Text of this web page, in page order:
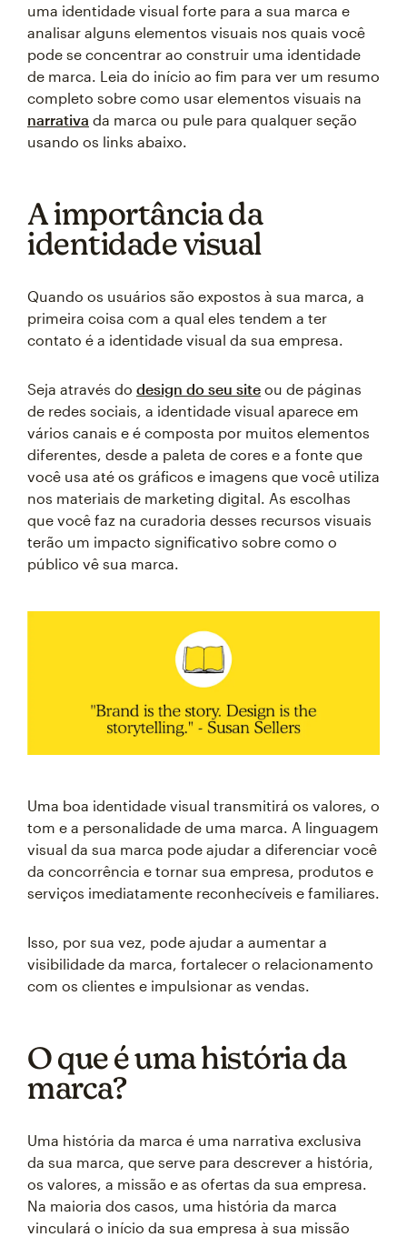
uma identidade visual forte para a sua marca e
analisar alguns elementos visuais nos quais você
pode se concentrar ao construir uma identidade
de marca. Leia do início ao fim para ver um resumo
completo sobre como usar elementos visuais na
narrativa da marca ou pule para qualquer seção
usando os links abaixo.
A importância da
identidade visual
Quando os usuários são expostos à sua marca, a
primeira coisa com a qual eles tendem a ter
contato é a identidade visual da sua empresa.
Seja através do design do seu site ou de páginas
de redes sociais, a identidade visual aparece em
vários canais e é composta por muitos elementos
diferentes, desde a paleta de cores e a fonte que
você usa até os gráficos e imagens que você utiliza
nos materiais de marketing digital. As escolhas
que você faz na curadoria desses recursos visuais
terão um impacto significativo sobre como o
público vê sua marca.
Uma boa identidade visual transmitirá os valores, o
tom e a personalidade de uma marca. A linguagem
visual da sua marca pode ajudar a diferenciar você
da concorrência e tornar sua empresa, produtos e
serviços imediatamente reconhecíveis e familiares.
Isso, por sua vez, pode ajudar a aumentar a
visibilidade da marca, fortalecer o relacionamento
com os clientes e impulsionar as vendas.
O que é uma história da
marca?
Uma história da marca é uma narrativa exclusiva
da sua marca, que serve para descrever a história,
os valores, a missão e as ofertas da sua empresa.
Na maioria dos casos, uma história da marca
vinculará o início da sua empresa à sua missão